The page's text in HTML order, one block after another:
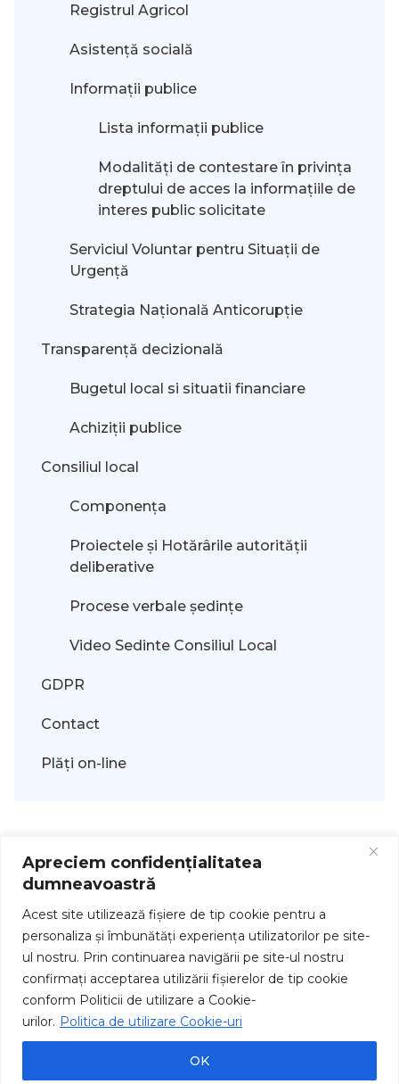
Apreciem confidențialitatea
dumneavoastră
Acest site utilizează fişiere de tip cookie pentru a
personaliza și îmbunătăți experiența utilizatorilor pe site-
ul nostru. Prin continuarea navigării pe site-ul nostru
confirmați acceptarea utilizării fişierelor de tip cookie
conform Politicii de utilizare a Cookie-
urilor. Politica de utilizare Cookie-uri
OK
Registrul Agricol
Asistență socială
Informații publice
Lista informații publice
Modalităţi de contestare în privinţa
dreptului de acces la informaţiile de
interes public solicitate
Serviciul Voluntar pentru Situații de
Urgență
Strategia Națională Anticorupție
Transparență decizională
Bugetul local si situatii financiare
Achiziții publice
Consiliul local
Componența
Proiectele și Hotărârile autorității
deliberative
Procese verbale ședințe
Video Sedinte Consiliul Local
GDPR
Contact
Plăți on-line
Drepturi de autor © 2026